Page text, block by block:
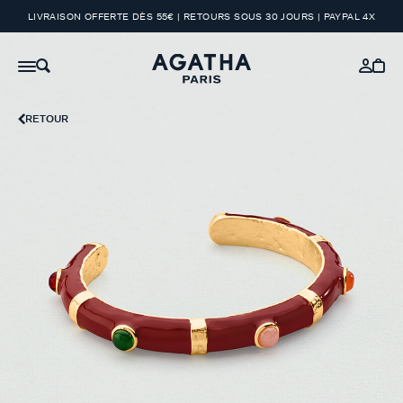
LIVRAISON OFFERTE DÈS 55€ | RETOURS SOUS 30 JOURS | PAYPAL 4X
RETOUR